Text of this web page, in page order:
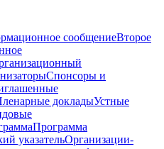
сообщениеВторое
Спонсоры и
докладыУстные
Программа
указательОрганизации-